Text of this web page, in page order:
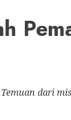
dari